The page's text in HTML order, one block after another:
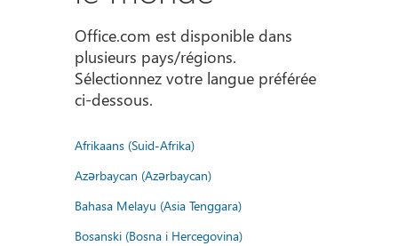
Office.com est disponible dans
plusieurs pays/régions.
Sélectionnez votre langue préférée
ci-dessous.
Afrikaans (Suid-Afrika)
Azərbaycan (Azərbaycan)
Bahasa Melayu (Asia Tenggara)
Bosanski (Bosna i Hercegovina)